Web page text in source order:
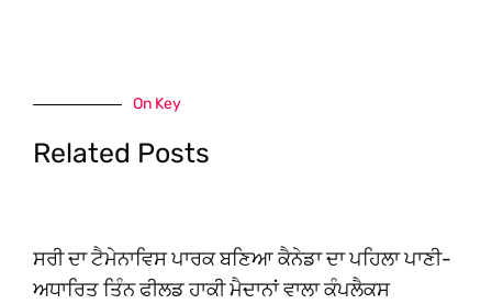
On Key
Related Posts
ਸਰੀ ਦਾ ਟੈਮੇਨਾਵਿਸ ਪਾਰਕ ਬਣਿਆ ਕੈਨੇਡਾ ਦਾ ਪਹਿਲਾ ਪਾਣੀ-
ਅਧਾਰਿਤ ਤਿੰਨ ਫੀਲਡ ਹਾਕੀ ਮੈਦਾਨਾਂ ਵਾਲਾ ਕੰਪਲੈਕਸ